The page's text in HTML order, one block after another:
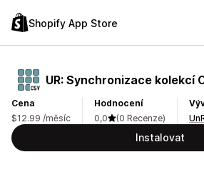
Shopify App Store
UR: Synchronizace kolekcí
Cena
$12.99 /měsíc
Hodnocení
0,0
(0 Recenze)
Instalovat